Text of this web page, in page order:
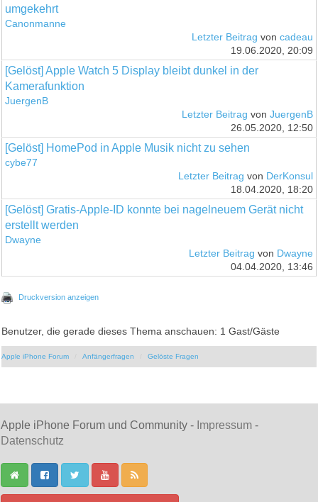
umgekehrt
Canonmanne
Letzter Beitrag von cadeau
19.06.2020, 20:09
[Gelöst] Apple Watch 5 Display bleibt dunkel in der
Kamerafunktion
JuergenB
Letzter Beitrag von JuergenB
26.05.2020, 12:50
[Gelöst] HomePod in Apple Musik nicht zu sehen
cybe77
Letzter Beitrag von DerKonsul
18.04.2020, 18:20
[Gelöst] Gratis-Apple-ID konnte bei nagelneuem Gerät nicht
erstellt werden
Dwayne
Letzter Beitrag von Dwayne
04.04.2020, 13:46
Druckversion anzeigen
Benutzer, die gerade dieses Thema anschauen: 1 Gast/Gäste
Apple iPhone Forum Anfängerfragen Gelöste Fragen
Apple iPhone Forum und Community - Impressum -
Datenschutz